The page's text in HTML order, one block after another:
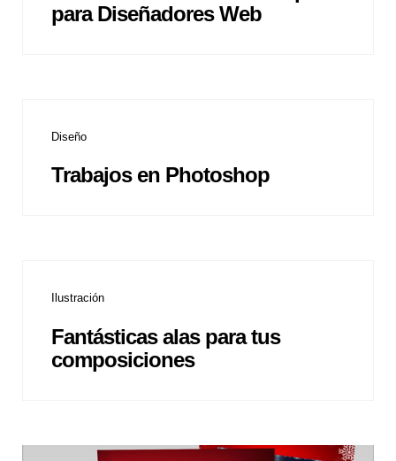
para Diseñadores Web
Diseño
Trabajos en Photoshop
Ilustración
Fantásticas alas para tus
composiciones